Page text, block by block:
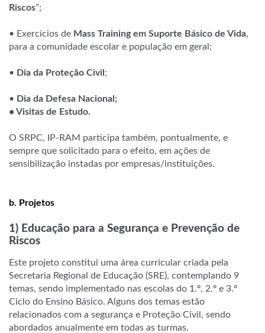
Riscos”;
• Exercícios de Mass Training em Suporte Básico de Vida,
para a comunidade escolar e população em geral;
• Dia da Proteção Civil ;
• Dia da Defesa Nacional;
• Visitas de Estudo.
O SRPC, IP-RAM participa também, pontualmente, e
sempre que solicitado para o efeito, em ações de
sensibilização instadas por empresas/instituições.
b. Projetos
1) Educação para a Segurança e Prevenção de
Riscos
Este projeto constitui uma área curricular criada pela
Secretaria Regional de Educação (SRE), contemplando 9
temas, sendo implementado nas escolas do 1.º, 2.º e 3.º
Ciclo do Ensino Básico. Alguns dos temas estão
relacionados com a segurança e Proteção Civil, sendo
abordados anualmente em todas as turmas.